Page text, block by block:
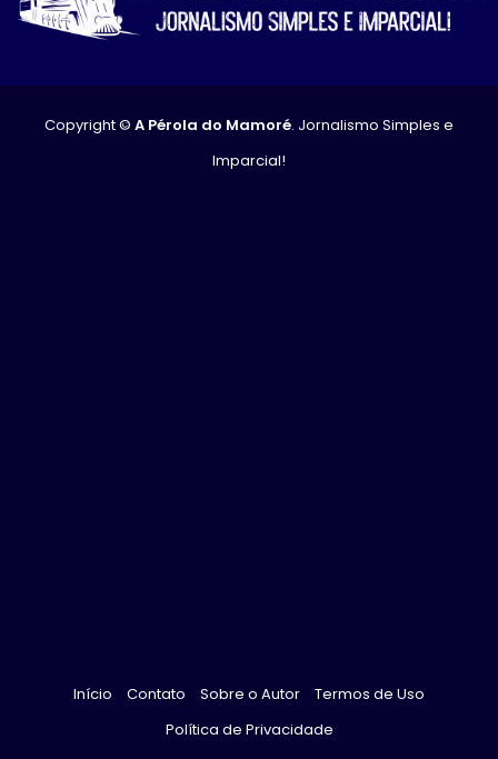
Copyright © A Pérola do Mamoré. Jornalismo Simples e
Imparcial!
Início Contato Sobre o Autor
Termos de Uso
Política de Privacidade